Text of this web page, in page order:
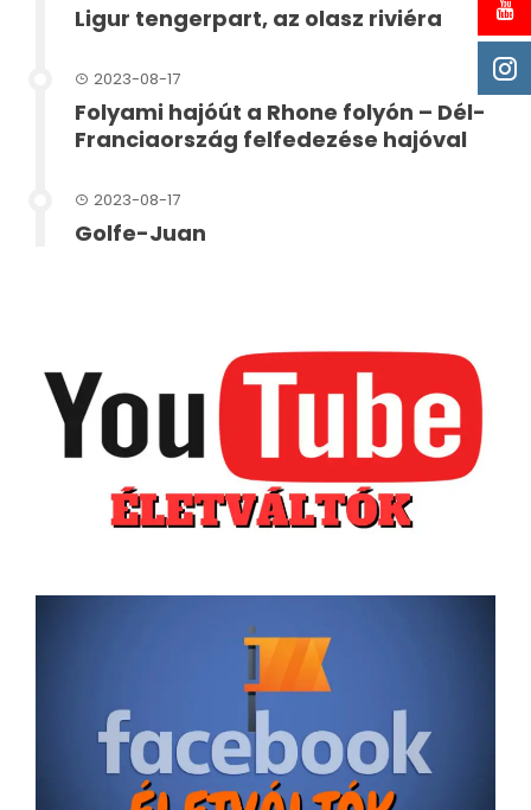
Ligur tengerpart, az olasz riviéra
2023-08-17
Folyami hajóút a Rhone folyón – Dél-
Franciaország felfedezése hajóval
2023-08-17
Golfe-Juan